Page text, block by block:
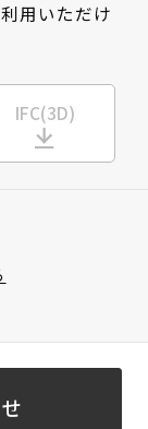
用いただけ
IFC(3D)